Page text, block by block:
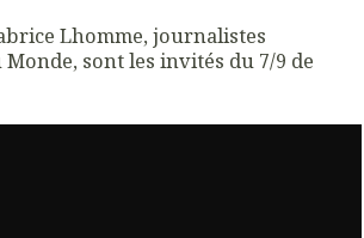
Lhomme, journalistes
sont les invités du 7/9 de